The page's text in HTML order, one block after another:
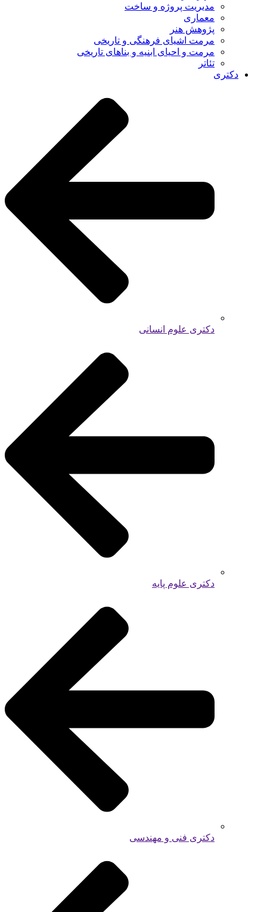
مدیریت پروژه و ساخت
معماری
پژوهش هنر
مرمت اشیای فرهنگی و تاریخی
مرمت و احیای ابنیه و بناهای تاریخی
تئاتر
دکتری
دکتری علوم انسانی
دکتری علوم پایه
دکتری فنی و مهندسی